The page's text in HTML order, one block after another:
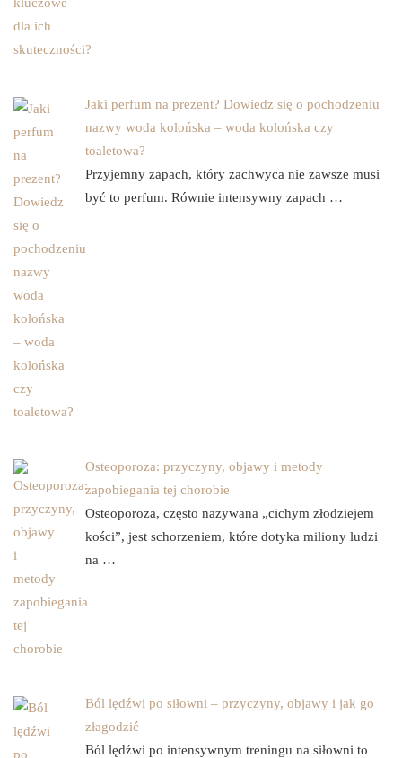
Jaki perfum na prezent? Dowiedz się o pochodzeniu
nazwy woda kolońska – woda kolońska czy
toaletowa?
Przyjemny zapach, który zachwyca nie zawsze musi
być to perfum. Równie intensywny zapach …
Osteoporoza: przyczyny, objawy i metody
zapobiegania tej chorobie
Osteoporoza, często nazywana „cichym złodziejem
kości”, jest schorzeniem, które dotyka miliony ludzi
na …
Ból lędźwi po siłowni – przyczyny, objawy i jak go
złagodzić
Ból lędźwi po intensywnym treningu na siłowni to